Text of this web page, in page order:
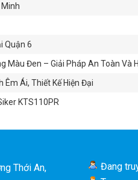
Quận 6
Màu Đen – Giải Pháp An Toàn Và
Êm Ái, Thiết Kế Hiện Đại
KTS110PR
Thới An,
Đang